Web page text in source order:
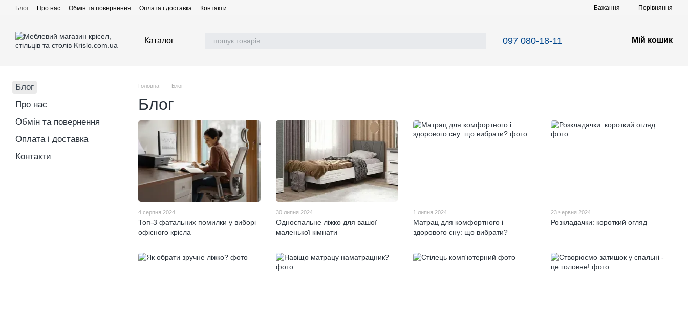
Перейти до основного контенту
Блог Про нас Обмін та повернення Оплата і доставка Контакти Бажання Порівняння
Каталог 097 080-18-11 Мій кошик
Головна Блог
Блог
4 серпня 2024
Топ-3 фатальних помилки у виборі
офісного крісла
30 липня 2024
Односпальне ліжко для вашої
маленької кімнати
1 липня 2024
Матрац для комфортного і
здорового сну: що вибрати?
23 червня 2024
Розкладачки: короткий огляд
Блог
Про нас
Обмін та повернення
Оплата і доставка
Контакти